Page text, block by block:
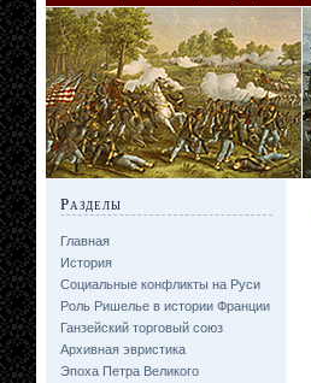
Разделы
Главная
История
Социальные конфликты на Руси
Роль Ришелье в истории Франции
Ганзейский торговый союз
Архивная эвристика
Эпоха Петра Великого